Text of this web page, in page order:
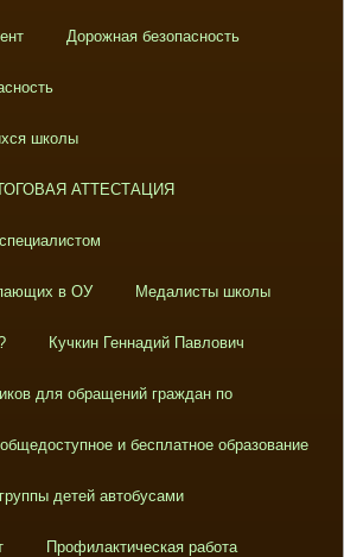
Дорожная безопасность
школы
АТТЕСТАЦИЯ
в ОУ Медалисты школы
Кучкин Геннадий Павлович
для обращений граждан по
и бесплатное образование
детей автобусами
Профилактическая работа